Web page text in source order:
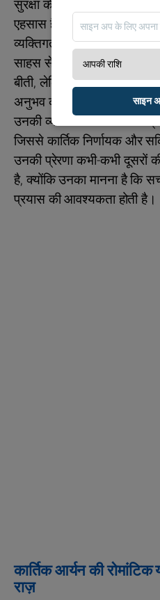
सुरक्षा की एक मजबूत
एहसास है जो सावधानी से
व्यक्तिगत विकास के मार्ग पर
साहस से काम कर रहे हैं।
बीती, लेकिन उनके जीवन के
अनुभव करेंगे, जो उन्होंने
उनकी व्यक्तित्व को व्यक्तिगत
जिससे कार्तिक निर्णायक और
उनकी प्रेरणा कभी-कभी दूसरों
है, क्योंकि उनका मानना है कि
प्रयास की आवश्यकता होती है।
कार्तिक आर्यन की
राज़
साइन